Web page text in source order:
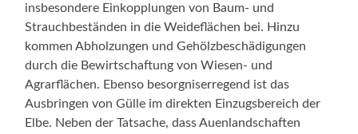
insbesondere Einkopplungen von Baum- und
Strauchbeständen in die Weideflächen bei. Hinzu
kommen Abholzungen und Gehölzbeschädigungen
durch die Bewirtschaftung von Wiesen- und
Agrarflächen. Ebenso besorgniserregend ist das
Ausbringen von Gülle im direkten Einzugsbereich der
Elbe. Neben der Tatsache, dass Auenlandschaften